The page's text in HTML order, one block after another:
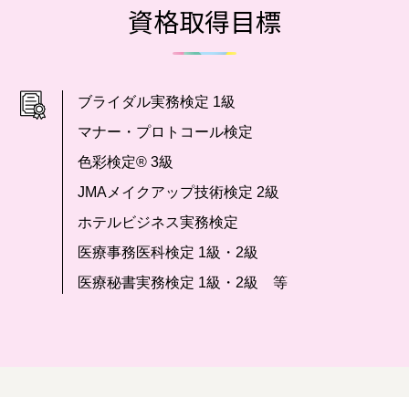
資格取得目標
ブライダル実務検定 1級
マナー・プロトコール検定
色彩検定® 3級
JMAメイクアップ技術検定 2級
ホテルビジネス実務検定
医療事務医科検定 1級・2級
医療秘書実務検定 1級・2級 等